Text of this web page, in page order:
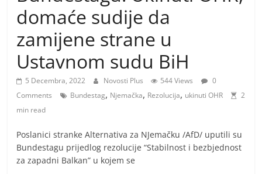
i
t
i
n
i
h
i
j
e
domaće sudije da
zamijene strane u
Ustavnom sudu BiH
5 Decembra, 2022 Novosti Plus 544 Views
0
Comments
Bundestag, Njemačka, Rezolucija, ukinuti OHR
2
min read
Poslanici stranke Alternativa za NJemačku /AfD/ uputili su
Bundestagu prijedlog rezolucije “Stabilnost i bezbjednost
za zapadni Balkan” u kojem se